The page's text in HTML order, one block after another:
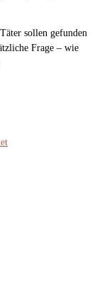
sollen gefunden
Frage – wie